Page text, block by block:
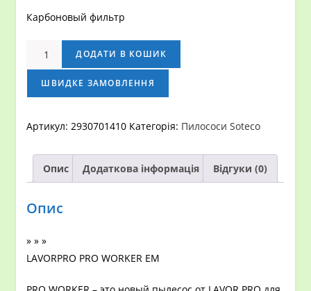
Карбоновый фильтр
LAVORPRO
WORKER
EM
ДОДАТИ В КОШИК
ШВИДКЕ ЗАМОВЛЕННЯ
Артикул:2930701410 Категорія: Пилососи Soteco
Опис Додаткова інформація Відгуки (0)
Опис
» » »
LAVORPRO PRO WORKER EM